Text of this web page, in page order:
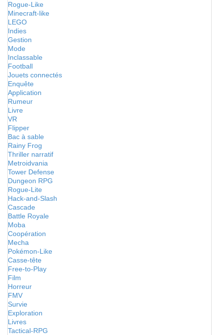
Rogue-Like
Minecraft-like
LEGO
Indies
Gestion
Mode
Inclassable
Football
Jouets connectés
Enquête
Application
Rumeur
Livre
VR
Flipper
Bac à sable
Rainy Frog
Thriller narratif
Metroidvania
Tower Defense
Dungeon RPG
Rogue-Lite
Hack-and-Slash
Cascade
Battle Royale
Moba
Coopération
Mecha
Pokémon-Like
Casse-tête
Free-to-Play
Film
Horreur
FMV
Survie
Exploration
Livres
Tactical-RPG